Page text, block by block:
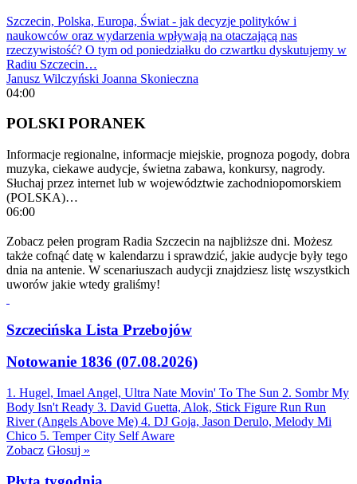
Szczecin, Polska, Europa, Świat - jak decyzje polityków i
naukowców oraz wydarzenia wpływają na otaczającą nas
rzeczywistość? O tym od poniedziałku do czwartku dyskutujemy w
Radiu Szczecin…
Janusz Wilczyński Joanna Skonieczna
04:00
POLSKI PORANEK
Informacje regionalne, informacje miejskie, prognoza pogody, dobra
muzyka, ciekawe audycje, świetna zabawa, konkursy, nagrody.
Słuchaj przez internet lub w województwie zachodniopomorskiem
(POLSKA)…
06:00
Zobacz pełen program Radia Szczecin na najbliższe dni. Możesz
także cofnąć datę w kalendarzu i sprawdzić, jakie audycje były tego
dnia na antenie. W scenariuszach audycji znajdziesz listę wszystkich
uworów jakie wtedy graliśmy!
Szczecińska Lista Przebojów
Notowanie 1836 (07.08.2026)
1. Hugel, Imael Angel, Ultra Nate Movin' To The Sun 2. Sombr My
Body Isn't Ready 3. David Guetta, Alok, Stick Figure Run Run
River (Angels Above Me) 4. DJ Goja, Jason Derulo, Melody Mi
Chico 5. Temper City Self Aware
Zobacz Głosuj »